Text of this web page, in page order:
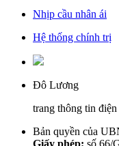
Nhịp cầu nhân ái
Hệ thống chính trị
Đô Lương
trang thông tin
Bản quyền của
Giấy phép: số 66/